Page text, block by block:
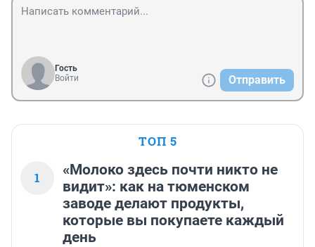
Гость
Войти
Отправить
ТОП 5
1
«Молоко здесь почти никто не
видит»: как на тюменском
заводе делают продукты,
которые вы покупаете каждый
день